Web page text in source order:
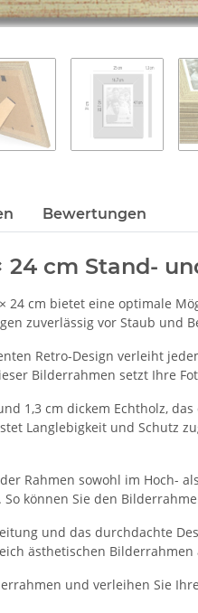
Bewertungen
24 cm Stand-
24 cm bietet eine optimale
zuverlässig vor Staub und
Retro-Design verleiht
Bilderrahmen setzt Ihre
1,3 cm dickem Echtholz,
Langlebigkeit und Schutz
Rahmen sowohl im Hoch-
können Sie den
und das durchdachte
ästhetischen Bilderrahmen
und verleihen Sie